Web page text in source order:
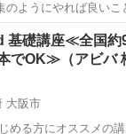
のようにやれば良いこ
座では【よくある上司
取るケーススタディ
る"人にな...
クセル
基礎講座≪全国約
でOK≫（アビバ
大阪市
める方にオススメの